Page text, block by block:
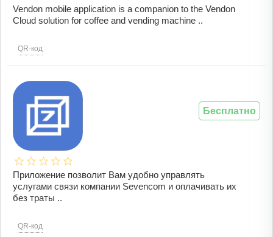
Vendon mobile application is a companion to the Vendon
Cloud solution for coffee and vending machine ..
QR-код
Приложение позволит Вам удобно управлять
услугами связи компании Sevencom и оплачивать их
без траты ..
QR-код
Бесплатно